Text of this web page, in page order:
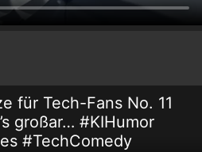
für Tech-Fans No. 11
großar… #KIHumor
#TechComedy